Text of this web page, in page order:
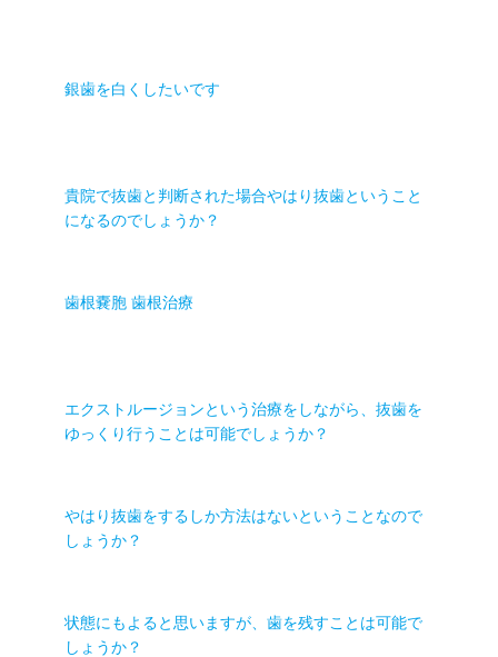
銀歯を白くしたいです
貴院で抜歯と判断された場合やはり抜歯ということ
になるのでしょうか？
歯根嚢胞 歯根治療
エクストルージョンという治療をしながら、抜歯を
ゆっくり行うことは可能でしょうか？
やはり抜歯をするしか方法はないということなので
しょうか？
状態にもよると思いますが、歯を残すことは可能で
しょうか？